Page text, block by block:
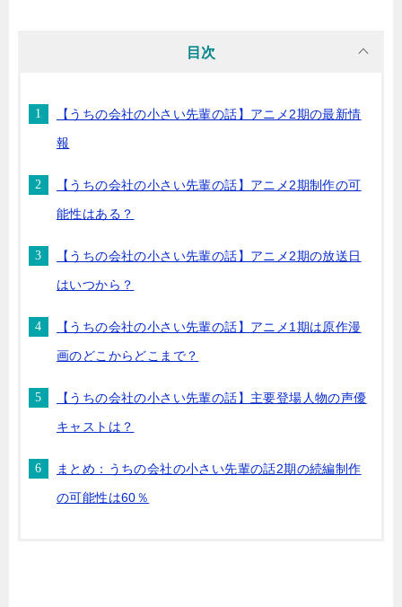
目次
【うちの会社の小さい先輩の話】アニメ2期の最新情
報
【うちの会社の小さい先輩の話】アニメ2期制作の可
能性はある？
【うちの会社の小さい先輩の話】アニメ2期の放送日
はいつから？
【うちの会社の小さい先輩の話】アニメ1期は原作漫
画のどこからどこまで？
【うちの会社の小さい先輩の話】主要登場人物の声優
キャストは？
まとめ：うちの会社の小さい先輩の話2期の続編制作
の可能性は60％